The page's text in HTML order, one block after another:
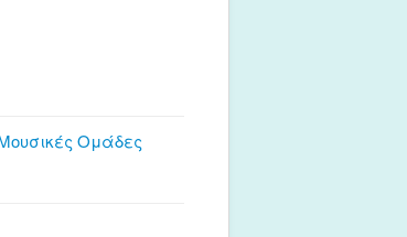
Ομάδες